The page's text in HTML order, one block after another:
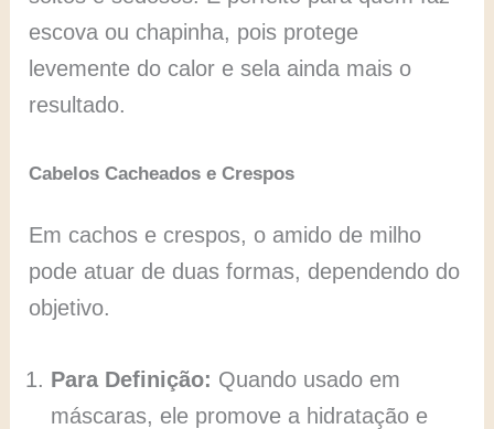
escova ou chapinha, pois protege
levemente do calor e sela ainda mais o
resultado.
Cabelos Cacheados e Crespos
Em cachos e crespos, o amido de milho
pode atuar de duas formas, dependendo do
objetivo.
Para Definição: Quando usado em
máscaras, ele promove a hidratação e